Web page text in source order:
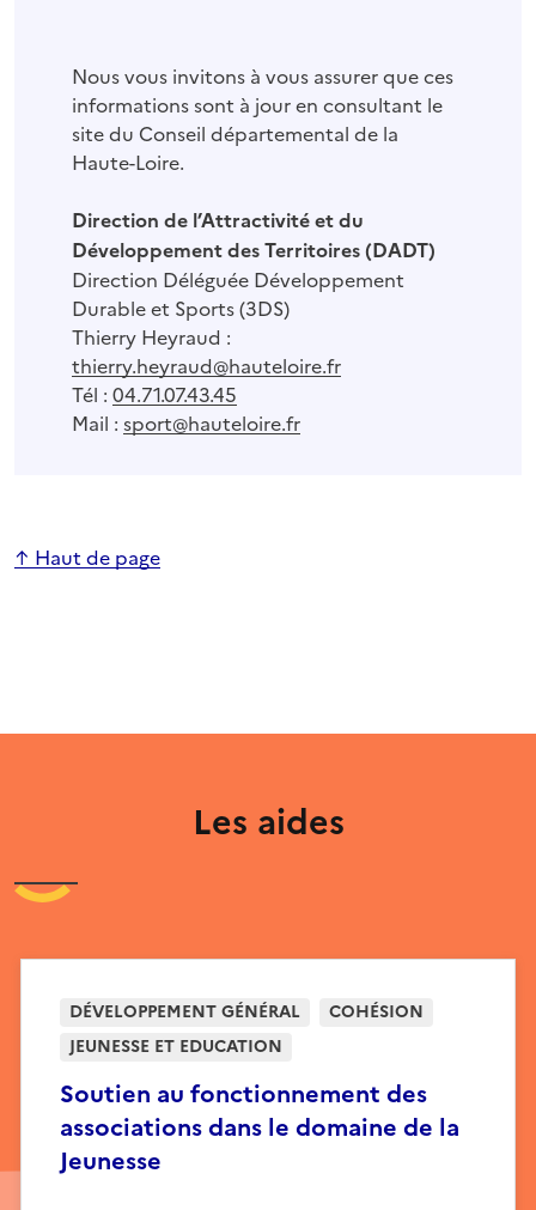
Nous vous invitons à vous assurer que ces
informations sont à jour en consultant le
site du Conseil départemental de la
Haute-Loire.
Direction de l’Attractivité et du
Développement des Territoires (DADT)
Direction Déléguée Développement
Durable et Sports (3DS)
Thierry Heyraud :
thierry.heyraud@hauteloire.fr
Tél : 04.71.07.43.45
Mail : sport@hauteloire.fr
↑ Haut de page
Les aides
Soutien au fonctionnement des
associations dans le domaine de la
Jeunesse
DÉVELOPPEMENT GÉNÉRAL
COHÉSION
JEUNESSE ET EDUCATION